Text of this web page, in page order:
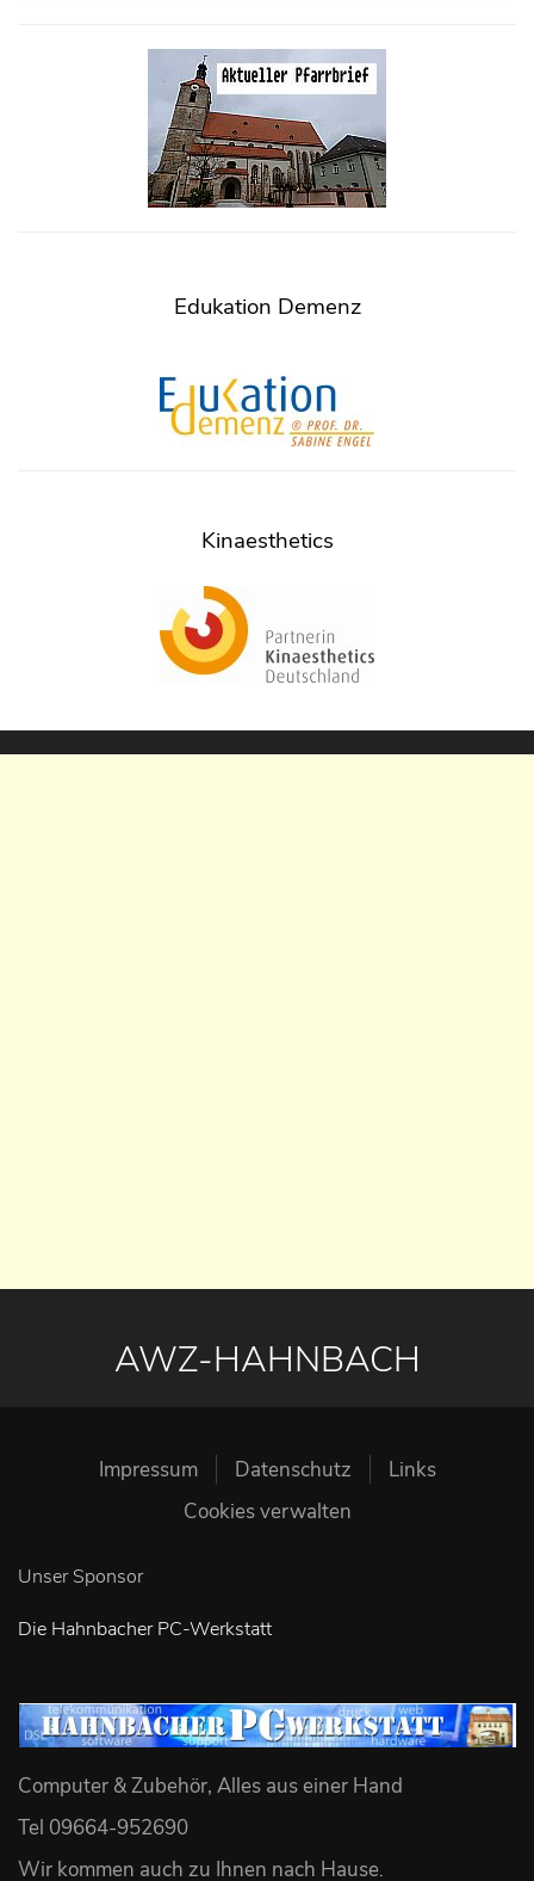
Edukation Demenz
Kinaesthetics
AWZ-HAHNBACH
Impressum Datenschutz
Links
Cookies verwalten
Unser Sponsor
Die Hahnbacher PC-Werkstatt
Computer & Zubehör, Alles aus einer Hand
Tel 09664-952690
Wir kommen auch zu Ihnen nach Hause.